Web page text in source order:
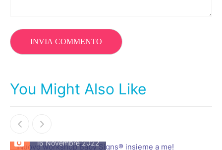
You Might Also Like
16 Novembre 2022